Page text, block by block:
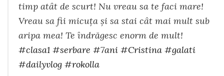
timp atât de scurt! Nu vreau sa te faci mare!
Vreau sa fii micuța și sa stai cât mai mult sub
aripa mea! Te îndrăgesc enorm de mult!
#clasa1 #serbare #7ani #Cristina #galati
#dailyvlog #rokolla